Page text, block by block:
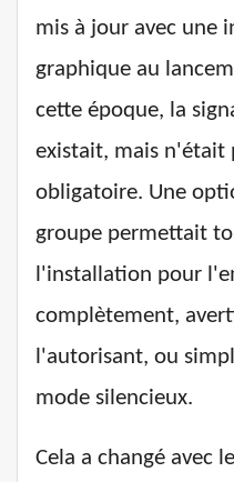
mis à jour avec une
graphique au
cette époque, la
existait, mais n'était
obligatoire. Une
groupe permettait
l'installation pour
complètement,
l'autorisant, ou
mode silencieux.
Cela a changé avec